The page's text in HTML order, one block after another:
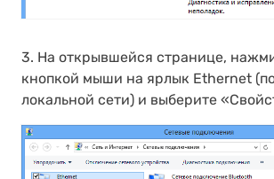
3. На открывшейся странице,
кнопкой мыши на ярлык Ethernet
локальной сети) и выберите